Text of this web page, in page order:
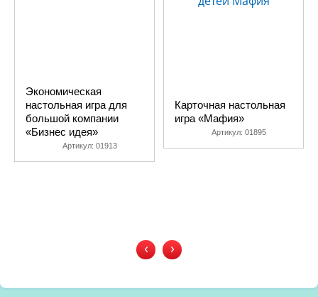
Экономическая
настольная игра для
большой компании
«Бизнес идея»
Артикул: 01913
Карточная настольная
игра «Мафия»
Артикул: 01895
‹ ›